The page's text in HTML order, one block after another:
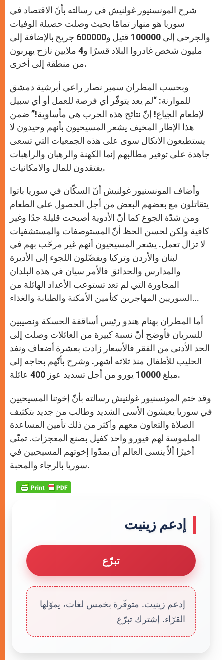
شرح المونسنيور غولنيش في رسالته بأنّ الاقتصاد في
سوريا هو منهار تمامًا بحيث وصلت حصيلة الوفيات
والجرحى إلى 100000 قتيل و600000 جريح بالإضافة إلى
مليون شخص غادروا البلاد قسرًا و4 ملايين نازح يهربون
من منطقة إلى أخرى.
وبحسب المطران سمير نصار راعي أبرشية دمشق
للموارنة: “لم يعد يتوفّر أي فرصة للعمل أو أي سبيل
لإطعام الجياع! إنّ نتائج هذه الحرب هي مأساوية!” ضمن
هذا الإطار المخيف يشعر المسيحيون بأنهم وحيدون لا
يستطيعون الاتكال سوى على هذه الجمعيات التي تسعى
جاهدة على توفير مطالبهم إنما الكهنة والرهبان والراهبات
يفتقدون للمال والامكانيات.
وأضاف المونسنيور غولنيش أنّ السكّان في سوريا باتوا
يتقاتلون مع بعضهم البعض من أجل الحصول على الطعام
ومن شدّة الجوع كما أنّ الأدوية أصبحت قليلة جدًا وغير
كافية ولكن لحسن الحظ أنّ المستوصفات والمستشفيات
لا تزال تعمل. يشعر المسيحيون أنهم غير مرحّب بهم في
لبنان والأردن وتركيا ويفضّلون اللجوء إلى الأديرة
والمدارس والحدائق فالأمر سيان في هذه البلدان
المجاورة التي لم تعد تستوعب الأعداد الهائلة من
السوريين المهاجرين كتأمين الأمكنة والطبابة والغذاء…
أما المطران بهنام هندو رئيس أساقفة الحسكة ونصيبين
للسريان فأوضح أنّ نسبة كبيرة من العائلات وصلت إلى
الحد الأدنى من الفقر فالأسعار زادت بعشرة أضعاف ونفد
الحليب للأطفال منذ ثلاثة أشهر. وشرح بأنّهم بحاجة إلى
مبلغ 10000 يورو من أجل تسديد عوز 400 عائلة.
وقد ختم المونسنيور غولنيش رسالته بأنّ إخوتنا المسيحيين
في سوريا يعيشون الأسى الشديد وطالب من جديد بتكثيف
الصلاة والتعاون معهم وأكثر من ذلك تأمين المساعدة
الملموسة لهم فيورو واحد كفيل بصنع المعجزات. تمنّى
أخيرًا ألاّ ينسى العالم أن يمدّوا إخوتهم المسيحيين في
سوريا بالرجاء والمحبة.
إدعم زينيت
تبرّع
إدعم زينيت. متوفّرة بخمس لغات، يموّلها
القرّاء. إشترك تبرّع